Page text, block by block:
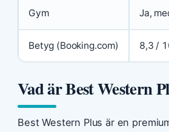
Gym Ja,
Betyg (Booking.com) 8,3 /
Vad är Best Western
Best Western Plus är en